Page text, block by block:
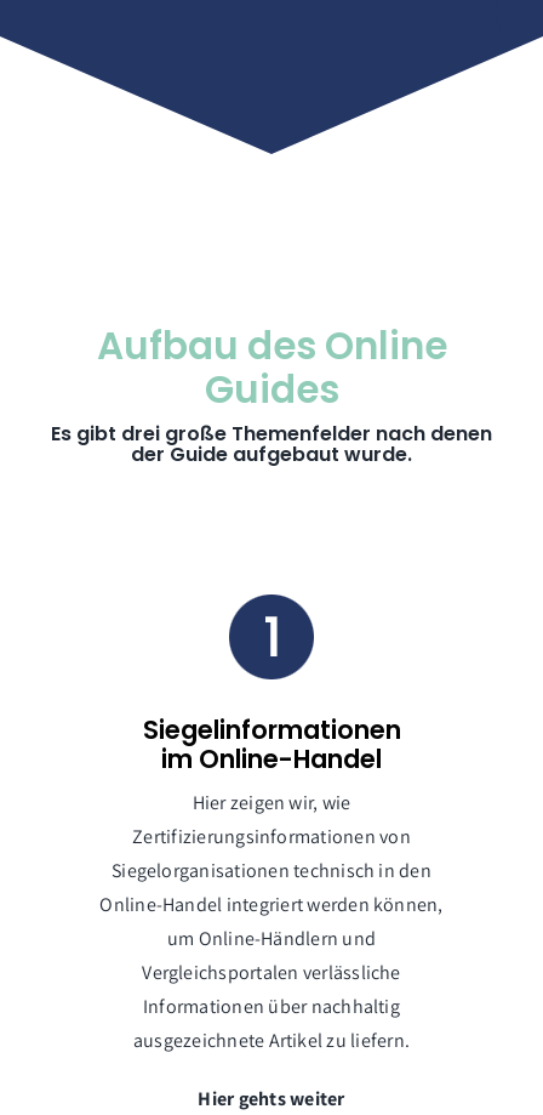
Aufbau des Online
Guides
Es gibt drei große Themenfelder nach denen
der Guide aufgebaut wurde.
Siegelinformationen
im Online-Handel
Hier zeigen wir, wie
Zertifizierungsinformationen von
Siegelorganisationen technisch in den
Online-Handel integriert werden können,
um Online-Händlern und
Vergleichsportalen verlässliche
Informationen über nachhaltig
ausgezeichnete Artikel zu liefern.
Hier gehts weiter